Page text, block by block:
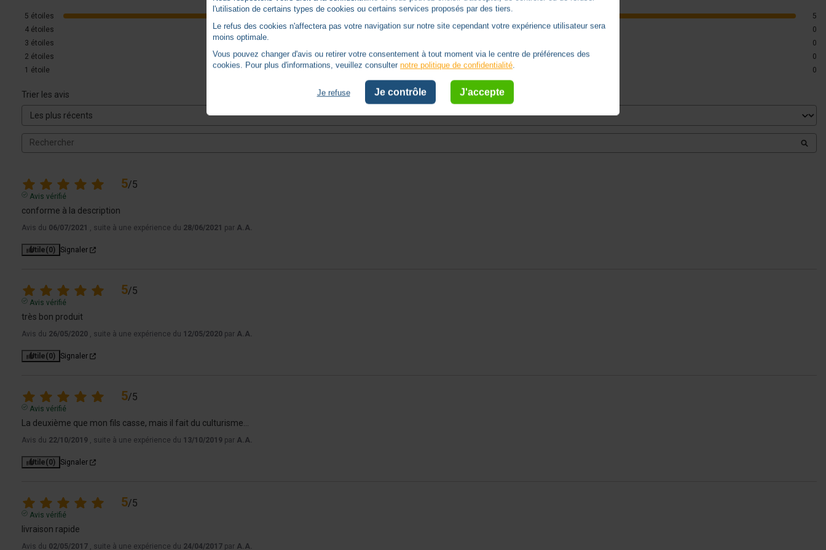
5 étoiles
5
4 étoiles
0
3 étoiles
0
2 étoiles
0
1 étoile 0
Trier les avis
5/5
Avis vérifié
conforme à la description
Avis du 06/07/2021 , suite à une expérience du 28/06/2021 par A.A.
Utile(0) Signaler
5/5
Avis vérifié
très bon produit
Avis du 26/05/2020 , suite à une expérience du 12/05/2020 par A.A.
Utile(0) Signaler
5/5
Avis vérifié
La deuxième que mon fils casse, mais il fait du culturisme...
Avis du 22/10/2019 , suite à une expérience du 13/10/2019 par A.A.
Utile(0) Signaler
5/5
Avis vérifié
livraison rapide
Avis du 02/05/2017 , suite à une expérience du 24/04/2017 par A.A.
l'utilisation de certains types de cookies ou certains services proposés par des tiers.
Le refus des cookies n'affectera pas votre navigation sur notre site cependant votre expérience utilisateur sera
moins optimale.
Vous pouvez changer d'avis ou retirer votre consentement à tout moment via le centre de préférences des
cookies. Pour plus d'informations, veuillez consulternotre politique de confidentialité.
Je refuse Je contrôle J'accepte